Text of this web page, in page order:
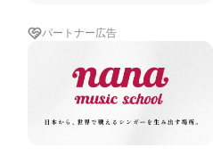
駅への道で
テルせつない胸
あゝ 愛してた 僕のすべて
賭けて
パートナー広告